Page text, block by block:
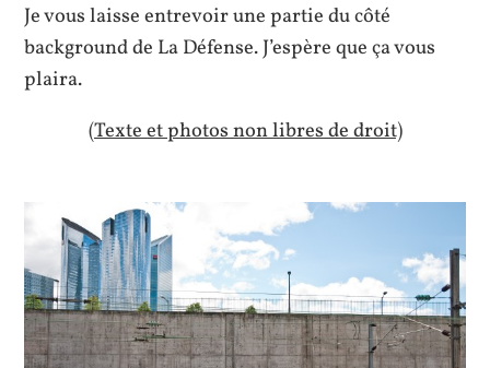
Je vous laisse entrevoir une partie du côté
background de La Défense. J’espère que ça vous
plaira.
(Texte et photos non libres de droit)